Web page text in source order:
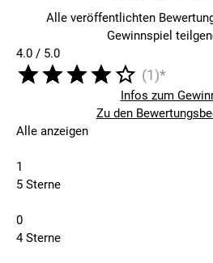
Alle veröffentlichten
Gewinnspiel
4.0 / 5.0
(1)*
Infos zum
Zu den
Alle anzeigen
1
5 Sterne
0
4 Sterne